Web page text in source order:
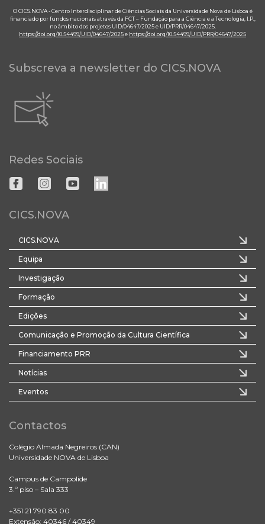
O CICS.NOVA - Centro Interdisciplinar de Ciências Sociais da Universidade Nova de Lisboa é
financiado por fundos nacionais através da FCT – Fundação para a Ciência e a Tecnologia, I.P.,
no âmbito dos projetos UID/04647/2025 e UID/PRR/04647/2025.
https://doi.org/10.54499/UID/04647/2025e https://doi.org/10.54499/UID/PRR/04647/2025
Subscreva a newsletter do CICS.NOVA
Redes Sociais
CICS.NOVA
CICS.NOVA
Equipa
Investigação
Formação
Edições
Comunicação e Promoção da Cultura Científica
Financiamento PRR
Notícias
Eventos
Contactos
Colégio Almada Negreiros (CAN)
Universidade NOVA de Lisboa
Campus de Campolide
3.º piso – Sala 333
+351 21 790 83 00
Extensão: 40346 / 40349